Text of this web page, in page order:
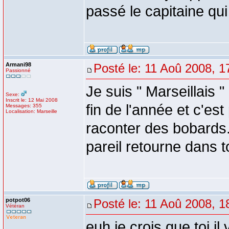
passé le capitaine
Armani98
Passionné
Sexe:
Inscrit le: 12 Mai 2008
Messages: 355
Localisation: Marseille
Posté le: 11 Aoû 2008,
Je suis " Marseillais
fin de l'année et
raconter des
pareil retourne dans
potpot06
Vétéran Posté le: 11 Aoû 2008,